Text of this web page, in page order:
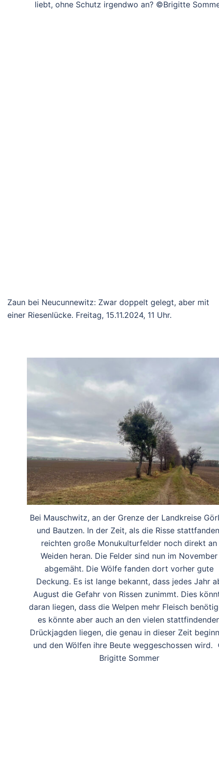
liebt, ohne Schutz irgendwo an? ©Brigitte
Zaun bei Neucunnewitz: Zwar doppelt gelegt, aber mit
einer Riesenlücke. Freitag, 15.11.2024, 11 Uhr.
Bei Mauschwitz, an der Grenze der Landkreise
und Bautzen. In der Zeit, als die Risse
reichten große Monukulturfelder noch direkt an
Weiden heran. Die Felder sind nun im November
abgemäht. Die Wölfe fanden dort vorher gute
Deckung. Es ist lange bekannt, dass jedes Jahr
August die Gefahr von Rissen zunimmt. Dies
daran liegen, dass die Welpen mehr Fleisch
es könnte aber auch an den vielen
Drückjagden liegen, die genau in dieser Zeit
und den Wölfen ihre Beute weggeschossen
Brigitte Sommer